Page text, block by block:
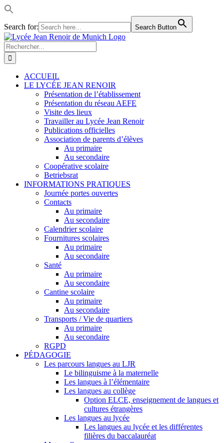
Search for: Search Button
Passer
au
contenu
LinkedIn
Facebook
Instagram
Rss
Rechercher:
ACCUEIL
LE LYCÉE JEAN RENOIR
Présentation de l’établissement
Présentation du réseau AEFE
Visite des lieux
Travailler au Lycée Jean Renoir
Publications officielles
Association de parents d’élèves
Au primaire
Au secondaire
Coopérative scolaire
Betriebsrat
INFORMATIONS PRATIQUES
Journée portes ouvertes
Contacts
Au primaire
Au secondaire
Calendrier scolaire
Fournitures scolaires
Au primaire
Au secondaire
Santé
Au primaire
Au secondaire
Cantine scolaire
Au primaire
Au secondaire
Transports / Vie de quartiers
Au primaire
Au secondaire
RGPD
PÉDAGOGIE
Les parcours langues au LJR
Le bilinguisme à la maternelle
Les langues à l’élémentaire
Les langues au collège
Option ELCE, enseignement de langues et
cultures étrangères
Les langues au lycée
Les langues au lycée et les différentes
filières du baccalauréat